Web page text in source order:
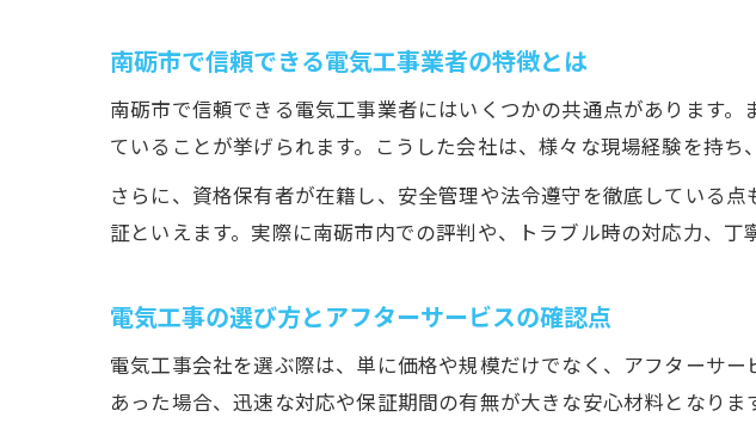
電気工事におけ
地域密着型電気
南砺市での電気工事
電気工事依頼時
適正な工事内容
電気工事業者の
アフターサービ
南砺市で信頼できる電気工事業者の特徴とは
南砺市で信頼できる電気工事業者にはいくつかの共通点があります
ていることが挙げられます。こうした会社は、様々な現場経験を持ち
さらに、資格保有者が在籍し、安全管理や法令遵守を徹底している
証といえます。実際に南砺市内での評判や、トラブル時の対応力、
電気工事の選び方とアフターサービスの確認点
電気工事会社を選ぶ際は、単に価格や規模だけでなく、アフターサ
あった場合、迅速な対応や保証期間の有無が大きな安心材料となりま